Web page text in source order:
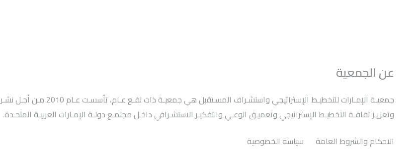
عن الجمعية
جمعيـة الإمـارات للتخطيـط الإستراتيجي واستشـراف المسـتقبل هي جمعيـة ذات نفـع عـام، تأسسـت عـام 2010 مـن أجـل نشـر
وتعزيـز ثقافـة التخطيـط الإستراتيجي وتعميـق الوعـي والتفكيـر الاستشـرافي داخـل مجتمـع دولـة الإمـارات العربيـة المتحـدة.
الاحكام والشروط العامة
سياسة الخصوصية